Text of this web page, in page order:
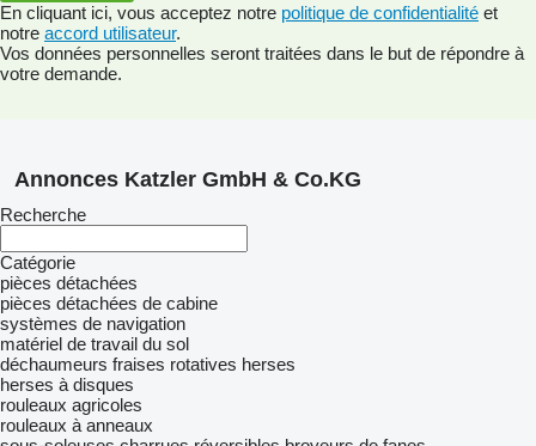
En cliquant ici, vous acceptez notre politique de confidentialité et
notre accord utilisateur.
Vos données personnelles seront traitées dans le but de répondre à
votre demande.
Annonces Katzler GmbH & Co.KG
Recherche
Catégorie
pièces détachées
pièces détachées de cabine
systèmes de navigation
matériel de travail du sol
déchaumeurs fraises rotatives herses
herses à disques
rouleaux agricoles
rouleaux à anneaux